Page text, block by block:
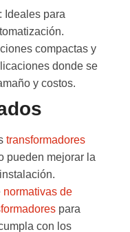
Ideales para
compactas y
donde se
y costos.
transformadores
pueden mejorar la
normativas de
para
con los